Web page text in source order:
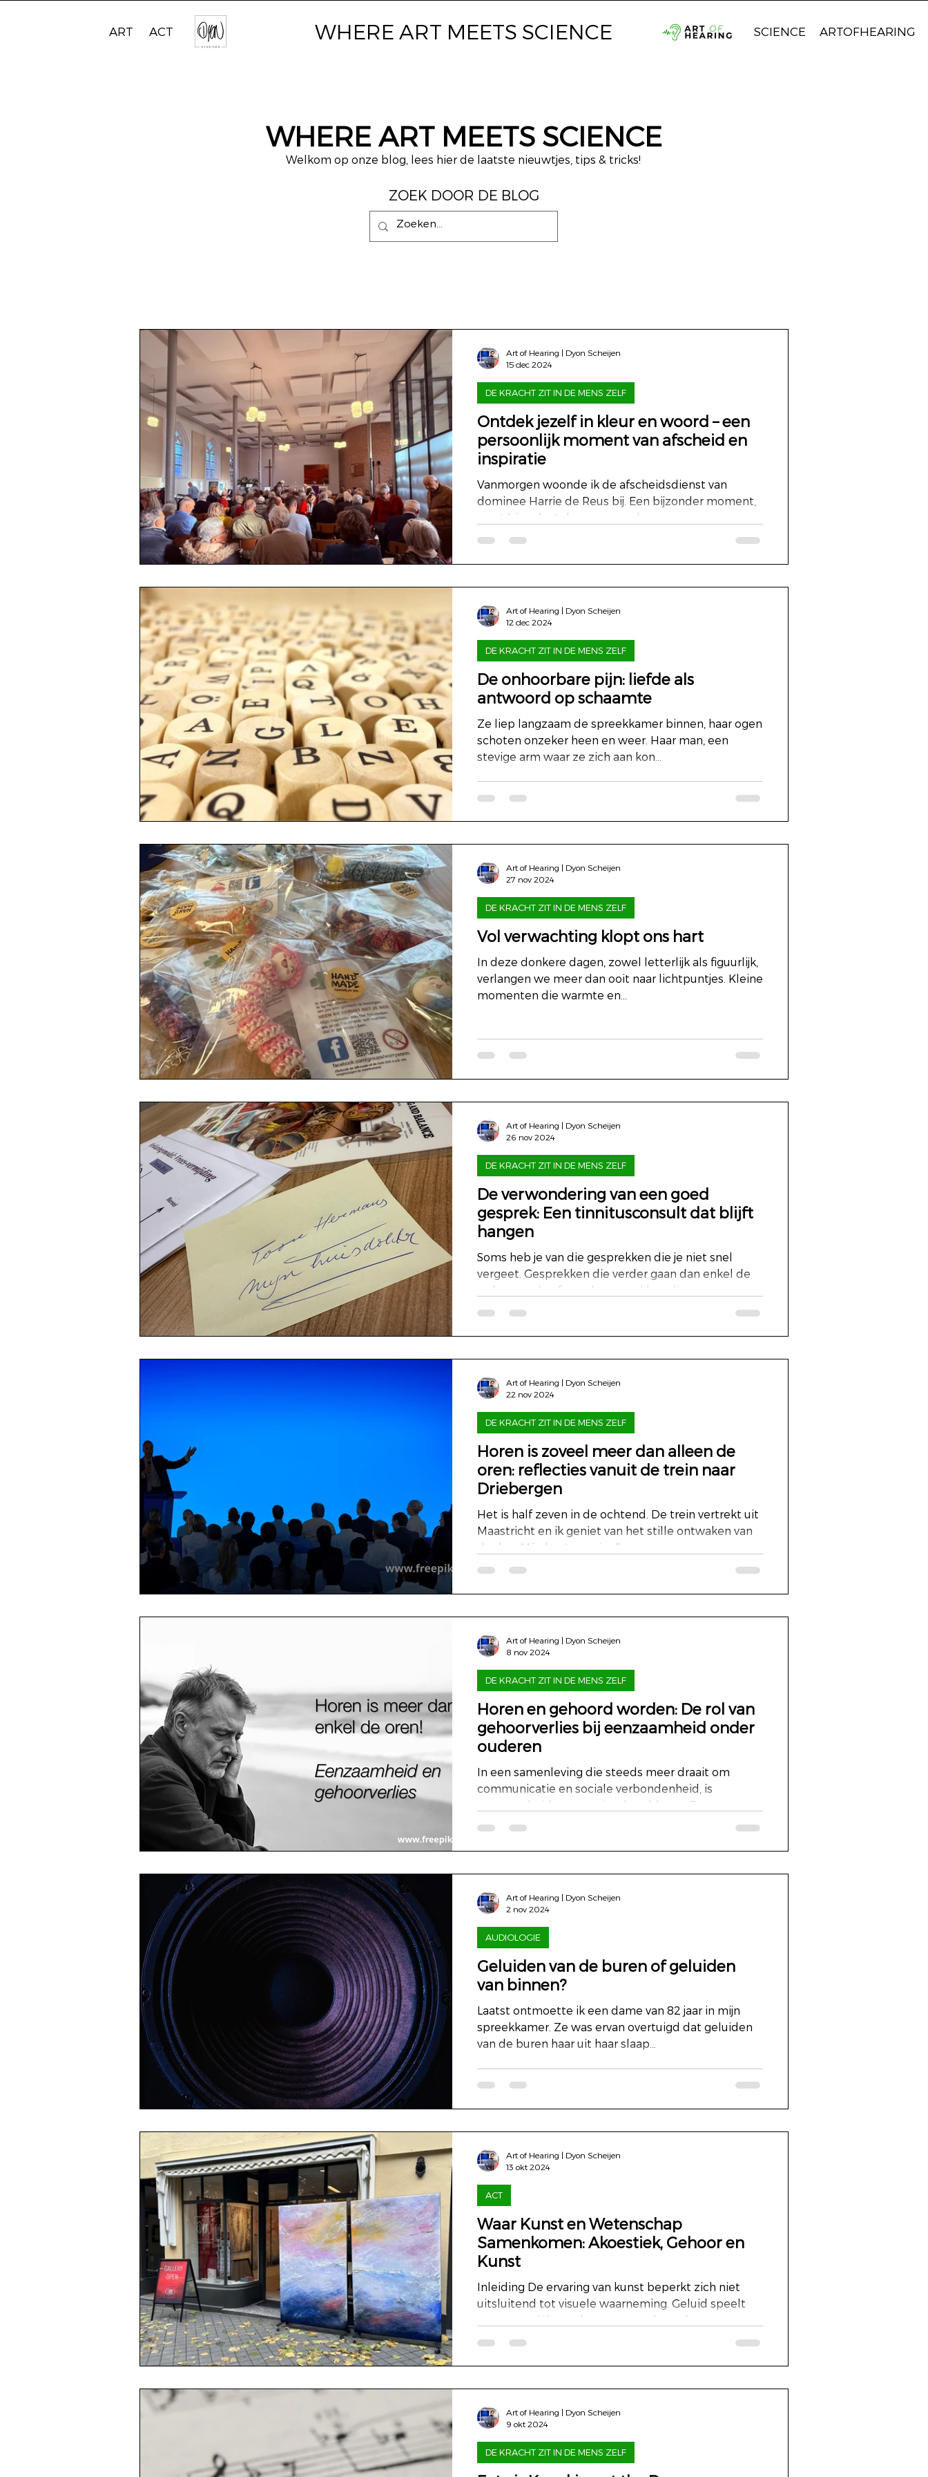
ART ACT WHERE ART MEETS SCIENCE SCIENCE ARTOFHEARING
WHERE ART MEETS SCIENCE
Welkom op onze blog, lees hier de laatste nieuwtjes, tips & tricks!
ZOEK DOOR DE BLOG
Ontdek jezelf in kleur en woord – een
persoonlijk moment van afscheid en
inspiratie
Vanmorgen woonde ik de afscheidsdienst van
dominee Harrie de Reus bij. Een bijzonder moment,
want hij verlaat de gemeenschap van...
DE KRACHT ZIT IN DE MENS ZELF
Art of Hearing | Dyon Scheijen
15 dec 2024
De onhoorbare pijn: liefde als
antwoord op schaamte
Ze liep langzaam de spreekkamer binnen, haar ogen
schoten onzeker heen en weer. Haar man, een
stevige arm waar ze zich aan kon...
DE KRACHT ZIT IN DE MENS ZELF
Art of Hearing | Dyon Scheijen
12 dec 2024
Vol verwachting klopt ons hart
In deze donkere dagen, zowel letterlijk als figuurlijk,
verlangen we meer dan ooit naar lichtpuntjes. Kleine
momenten die warmte en...
DE KRACHT ZIT IN DE MENS ZELF
Art of Hearing | Dyon Scheijen
27 nov 2024
De verwondering van een goed
gesprek: Een tinnitusconsult dat blijft
hangen
Soms heb je van die gesprekken die je niet snel
vergeet. Gesprekken die verder gaan dan enkel de
reden van de afspraak, gesprekken die...
DE KRACHT ZIT IN DE MENS ZELF
Art of Hearing | Dyon Scheijen
26 nov 2024
Horen is zoveel meer dan alleen de
oren: reflecties vanuit de trein naar
Driebergen
Het is half zeven in de ochtend. De trein vertrekt uit
Maastricht en ik geniet van het stille ontwaken van
de dag. Mijn bestemming?...
DE KRACHT ZIT IN DE MENS ZELF
Art of Hearing | Dyon Scheijen
22 nov 2024
Horen en gehoord worden: De rol van
gehoorverlies bij eenzaamheid onder
ouderen
In een samenleving die steeds meer draait om
communicatie en sociale verbondenheid, is
eenzaamheid een groeiend probleem. Een...
DE KRACHT ZIT IN DE MENS ZELF
Art of Hearing | Dyon Scheijen
8 nov 2024
Geluiden van de buren of geluiden
van binnen?
Laatst ontmoette ik een dame van 82 jaar in mijn
spreekkamer. Ze was ervan overtuigd dat geluiden
van de buren haar uit haar slaap...
AUDIOLOGIE
Art of Hearing | Dyon Scheijen
2 nov 2024
Waar Kunst en Wetenschap
Samenkomen: Akoestiek, Gehoor en
Kunst
Inleiding De ervaring van kunst beperkt zich niet
uitsluitend tot visuele waarneming. Geluid speelt
een essentiële, vaak onopgemerkte rol...
ACT
Art of Hearing | Dyon Scheijen
13 okt 2024
DE KRACHT ZIT IN DE MENS ZELF
Art of Hearing | Dyon Scheijen
9 okt 2024